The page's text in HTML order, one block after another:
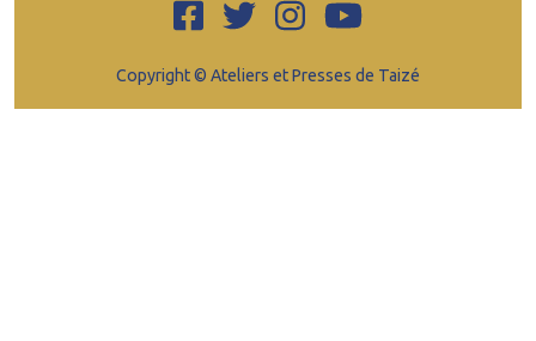
Copyright © Ateliers et Presses de Taizé